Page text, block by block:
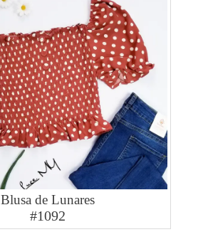
Blusa de Lunares
#1092